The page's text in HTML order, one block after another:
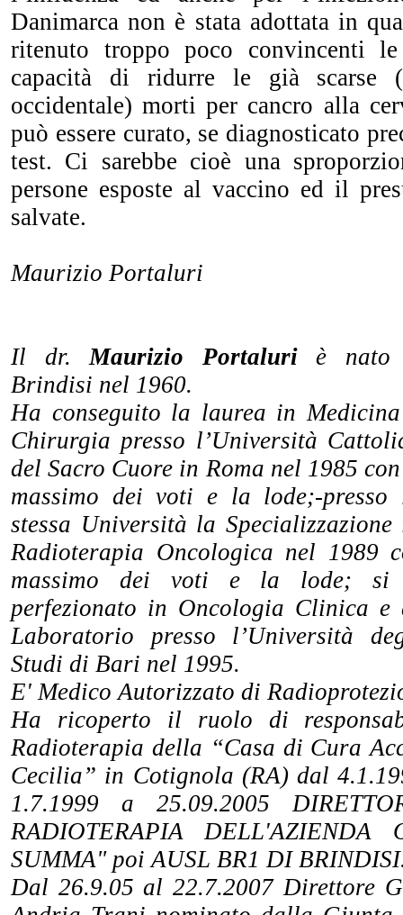
Danimarca non è stata adottata in
ritenuto troppo poco convincenti
capacità di ridurre le già scarse
occidentale) morti per cancro alla
può essere curato, se diagnosticato
test. Ci sarebbe cioè una
persone esposte al vaccino ed il
salvate.
Maurizio Portaluri
Il dr.Maurizio Portaluriè nato
Brindisi nel 1960.
Ha conseguito la laurea in
Chirurgia presso l’Università
del Sacro Cuore in Roma nel 1985
massimo dei voti e la lode;-presso
stessa Università la Specializzazione
Radioterapia Oncologica nel 1989
massimo dei voti e la lode; si
perfezionato in Oncologia Clinica e
Laboratorio presso l’Università
Studi di Bari nel 1995.
E' Medico Autorizzato di
Ha ricoperto il ruolo di
Radioterapia della “Casa di Cura
Cecilia” in Cotignola (RA) dal
1.7.1999 a 25.09.2005
RADIOTERAPIA DELL'AZIENDA
SUMMA" poi AUSL BR1 DI
Dal 26.9.05 al 22.7.2007 Direttore